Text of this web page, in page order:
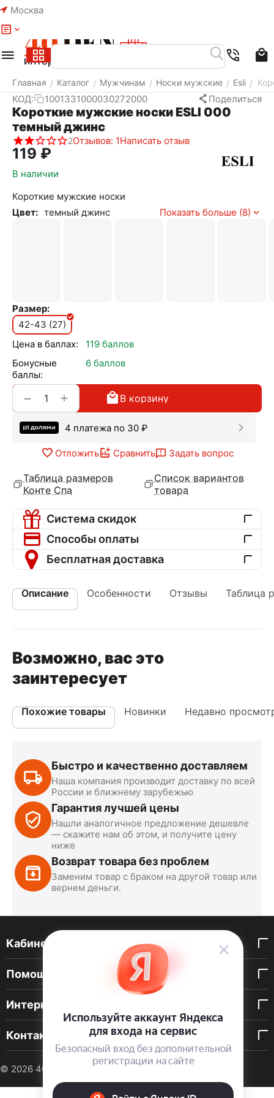
Москва
Главная / Каталог / Мужчинам / Носки мужские / Esli /
КОД: 1001331000030272000 Поделиться
Короткие мужские носки ESLI 000
темный джинс
2Отзывов: 1Написать отзыв
‍119‍ ₽
В наличии
Короткие мужские носки
Цвет: темный джинс Показать больше (8)
Размер:
42-43 (27)
Цена в баллах:
119 баллов
Бонусные
баллы:
6 баллов
+
− В корзину
4 платежа по 30 ₽
Отложить Сравнить Задать вопрос
Таблица размеров
Конте Спа
Список вариантов
товара
Система скидок
Способы оплаты
Бесплатная доставка
Описание Особенности Отзывы Таблица
Возможно, вас это
заинтересует
Похожие товары Новинки Недавно
Быстро и качественно доставляем
Наша компания производит доставку по всей
России и ближнему зарубежью
Гарантия лучшей цены
Нашли аналогичное предложение дешевле
— скажите нам об этом, и получите цену
ниже
Возврат товара без проблем
Заменим товар с браком на другой товар или
вернем деньги.
Кабинет покупателя
Помощь покупателю
Интернет-магазин
Контакты
© 2026 40 DEN. Интернет-магазин
Меню